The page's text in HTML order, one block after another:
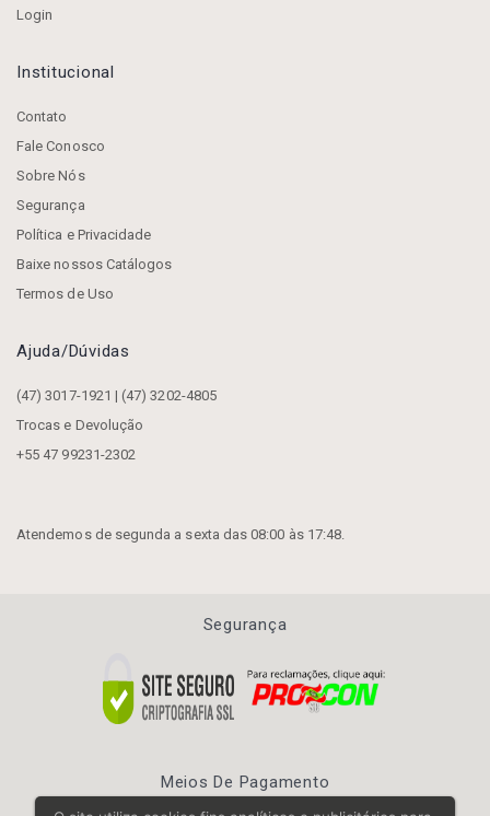
Login
Institucional
Contato
Fale Conosco
Sobre Nós
Segurança
Política e Privacidade
Baixe nossos Catálogos
Termos de Uso
Ajuda/dúvidas
(47) 3017-1921 | (47) 3202-4805
Trocas e Devolução
+55 47 99231-2302
Atendemos de segunda a sexta das 08:00 às 17:48.
Segurança
Meios De Pagamento